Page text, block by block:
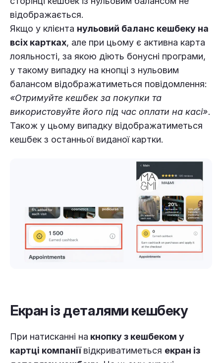
відображається.
Якщо у клієнта нульовий баланс кешбеку на
всіх картках, але при цьому є активна карта
лояльності, за якою діють бонусні програми,
у такому випадку на кнопці з нульовим
балансом відображатиметься повідомлення:
«Отримуйте кешбек за покупки та
використовуйте його під час оплати на касі».
Також у цьому випадку відображатиметься
кешбек з останньої виданої картки.
Екран із деталями кешбеку
При натисканні на кнопку з кешбеком у
картці компаніївідкриватиметься екран із